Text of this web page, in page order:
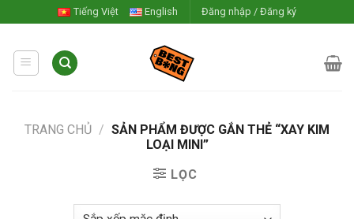
to
content
Tiếng Việt English Đăng nhập / Đăng ký
TRANG CHỦ / SẢN PHẨM ĐƯỢC GẮN THẺ “XAY KIM
LOẠI MINI”
LỌC